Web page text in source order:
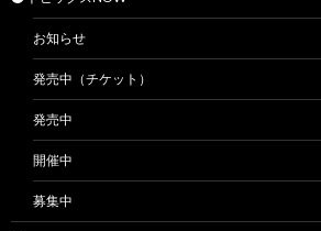
お知らせ
発売中（チケット）
発売中
開催中
募集中